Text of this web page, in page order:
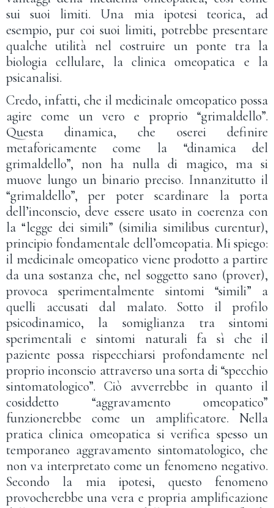
sui suoi limiti. Una mia ipotesi teorica, ad
esempio, pur coi suoi limiti, potrebbe presentare
qualche utilità nel costruire un ponte tra la
biologia cellulare, la clinica omeopatica e la
psicanalisi.
Credo, infatti, che il medicinale omeopatico possa
agire come un vero e proprio “grimaldello”.
Questa dinamica, che oserei definire
metaforicamente come la “dinamica del
grimaldello”, non ha nulla di magico, ma si
muove lungo un binario preciso. Innanzitutto il
“grimaldello”, per poter scardinare la porta
dell’inconscio, deve essere usato in coerenza con
la “legge dei simili” (similia similibus curentur),
principio fondamentale dell’omeopatia. Mi spiego:
il medicinale omeopatico viene prodotto a partire
da una sostanza che, nel soggetto sano (prover),
provoca sperimentalmente sintomi “simili” a
quelli accusati dal malato. Sotto il profilo
psicodinamico, la somiglianza tra sintomi
sperimentali e sintomi naturali fa sì che il
paziente possa rispecchiarsi profondamente nel
proprio inconscio attraverso una sorta di “specchio
sintomatologico”. Ciò avverrebbe in quanto il
cosiddetto “aggravamento omeopatico”
funzionerebbe come un amplificatore. Nella
pratica clinica omeopatica si verifica spesso un
temporaneo aggravamento sintomatologico, che
non va interpretato come un fenomeno negativo.
Secondo la mia ipotesi, questo fenomeno
provocherebbe una vera e propria amplificazione